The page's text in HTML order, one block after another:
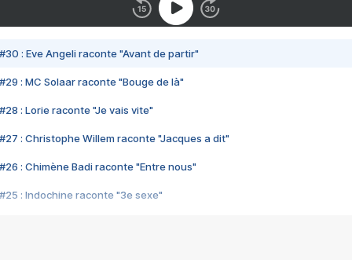
#30 : Eve Angeli raconte "Avant de partir"
#29 : MC Solaar raconte "Bouge de là"
#28 : Lorie raconte "Je vais vite"
#27 : Christophe Willem raconte "Jacques a dit"
#26 : Chimène Badi raconte "Entre nous"
#25 : Indochine raconte "3e sexe"